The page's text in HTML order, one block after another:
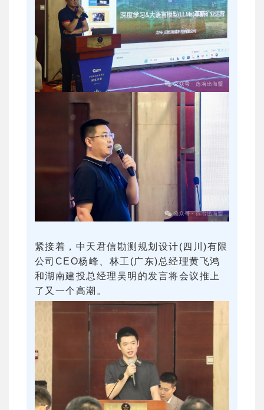
紧接着，中天君信勘测规划设计(四川)有限
公司CEO杨峰、林工(广东)总经理黄飞鸿
和湖南建投总经理吴明的发言将会议推上
了又一个高潮。